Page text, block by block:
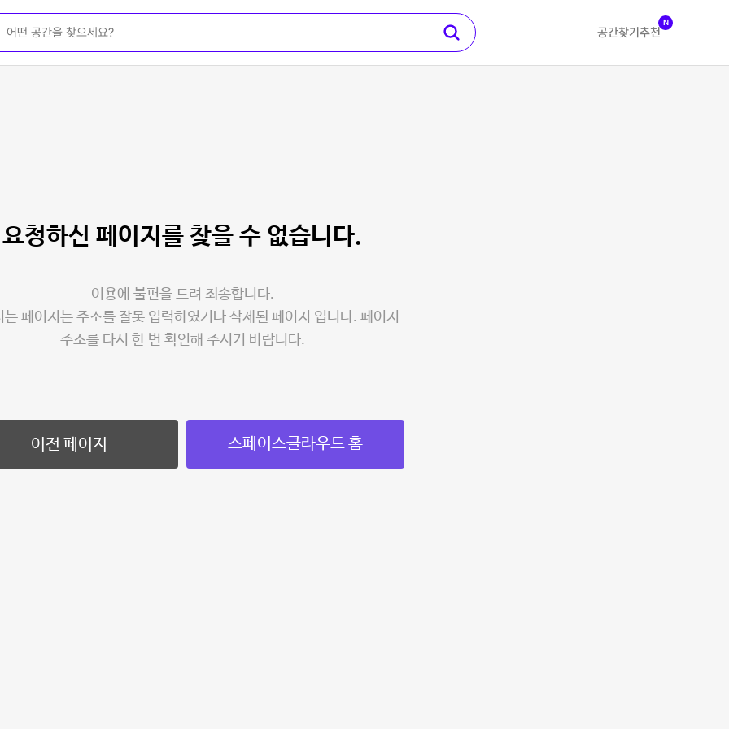
공간찾기 추천
N
요청하신 페이지를 찾을 수 없습니다.
이용에 불편을 드려 죄송합니다.
는 페이지는 주소를 잘못 입력하였거나 삭제된 페이지 입니다. 페이지
주소를 다시 한 번 확인해 주시기 바랍니다.
이전 페이지 스페이스클라우드 홈